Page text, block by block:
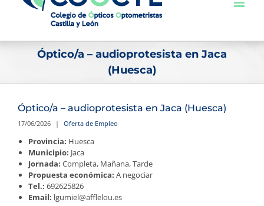
Óptico/a – audioprotesista en Jaca
(Huesca)
Óptico/a – audioprotesista en Jaca (Huesca)
17/06/2026 | Oferta de Empleo
Provincia: Huesca
Municipio: Jaca
Jornada: Completa, Mañana, Tarde
Propuesta económica: A negociar
Tel.: 692625826
Email: lgumiel@afflelou.es